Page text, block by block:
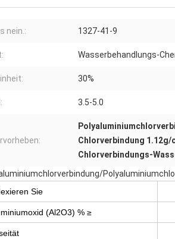
nein.: 1327-41-9
Wasserbehandlungs-
30%
3.5-5.0
Chlorverbindung 1.12g/
Chlorverbindungs-
Sie
(Al2O3) % ≥